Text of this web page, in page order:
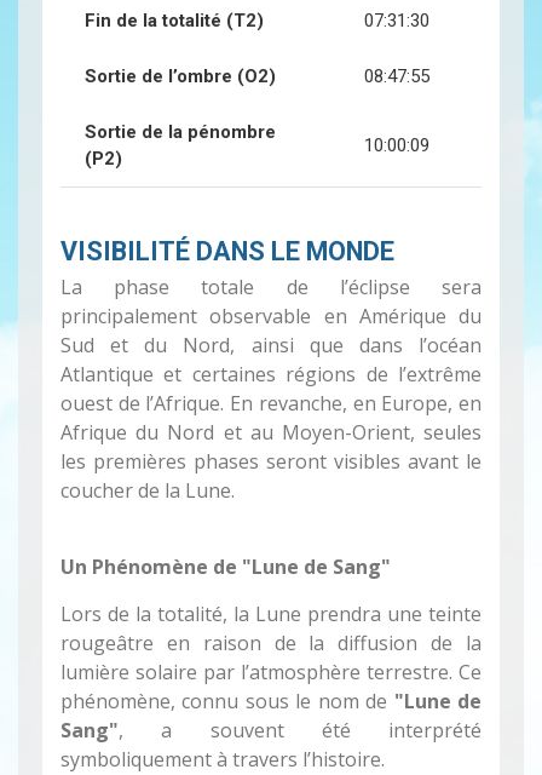
Fin de la totalité (T2) 07:31:30
Sortie de l’ombre (O2) 08:47:55
Sortie de la pénombre
(P2)
10:00:09
VISIBILITÉ DANS LE MONDE
La phase totale de l’éclipse sera
principalement observable en Amérique du
Sud et du Nord, ainsi que dans l’océan
Atlantique et certaines régions de l’extrême
ouest de l’Afrique. En revanche, en Europe, en
Afrique du Nord et au Moyen-Orient, seules
les premières phases seront visibles avant le
coucher de la Lune.
Un Phénomène de "Lune de Sang"
Lors de la totalité, la Lune prendra une teinte
rougeâtre en raison de la diffusion de la
lumière solaire par l’atmosphère terrestre. Ce
phénomène, connu sous le nom de "Lune de
Sang", a souvent été interprété
symboliquement à travers l’histoire.